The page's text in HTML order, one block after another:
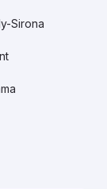
Sirona